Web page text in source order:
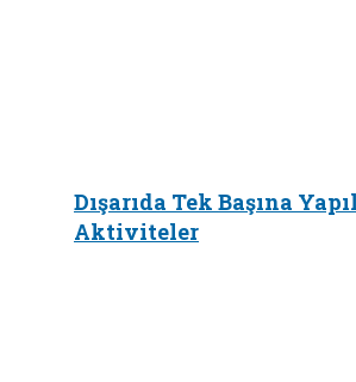
Dışarıda Tek Başına
Aktiviteler